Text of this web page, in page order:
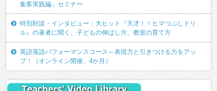
集客実践編」セミナー
特別対談・インタビュー：大ヒット『天才！！ヒマつぶしドリ
ル』の著者に聞く、子どもの伸ばし方、教室の育て方
英語落語パフォーマンスコース～表現力と引きつける力をアッ
プ！（オンライン開催、4か月）